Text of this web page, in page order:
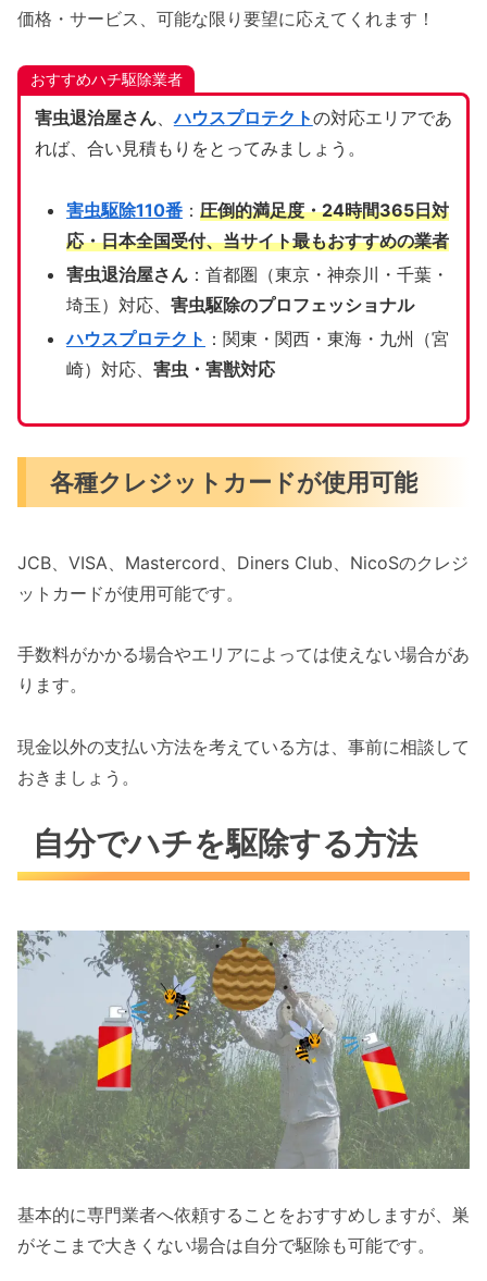
価格・サービス、可能な限り要望に応えてくれます！
おすすめハチ駆除業者
害虫退治屋さん、ハウスプロテクトの対応エリアであ
れば、合い見積もりをとってみましょう。
害虫駆除110番： 圧倒的満足度・24時間365日対
応・日本全国受付、当サイト最もおすすめの業者
害虫退治屋さん：首都圏（東京・神奈川・千葉・
埼玉）対応、 害虫駆除のプロフェッショナル
ハウスプロテクト ：関東・関西・東海・九州（宮
崎）対応、 害虫・害獣対応
各種クレジットカードが使用可能
JCB、VISA、Mastercord、Diners Club、NicoSのクレジ
ットカードが使用可能です。
手数料がかかる場合やエリアによっては使えない場合があ
ります。
現金以外の支払い方法を考えている方は、事前に相談して
おきましょう。
自分でハチを駆除する方法
基本的に専門業者へ依頼することをおすすめしますが、巣
がそこまで大きくない場合は自分で駆除も可能です。